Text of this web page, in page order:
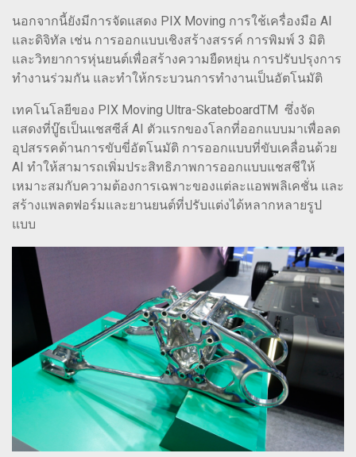
นอกจากนี้ยังมีการจัดแสดง PIX Moving การใช้เครื่องมือ AI
และดิจิทัล เช่น การออกแบบเชิงสร้างสรรค์ การพิมพ์ 3 มิติ
และวิทยาการหุ่นยนต์เพื่อสร้างความยืดหยุ่น การปรับปรุงการ
ทำงานร่วมกัน และทำให้กระบวนการทำงานเป็นอัตโนมัติ
เทคโนโลยีของ PIX Moving Ultra-SkateboardTM ซึ่งจัด
แสดงที่บู๊ธเป็นแชสซีส์ AI ตัวแรกของโลกที่ออกแบบมาเพื่อลด
อุปสรรคด้านการขับขี่อัตโนมัติ การออกแบบที่ขับเคลื่อนด้วย
AI ทำให้สามารถเพิ่มประสิทธิภาพการออกแบบแชสชีให้
เหมาะสมกับความต้องการเฉพาะของแต่ละแอพพลิเคชั่น และ
สร้างแพลตฟอร์มและยานยนต์ที่ปรับแต่งได้หลากหลายรูป
แบบ